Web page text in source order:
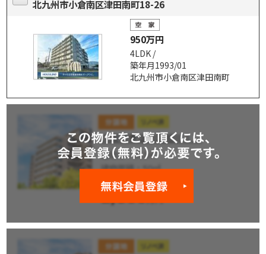
北九州市小倉南区津田南町18-26
950万円
4LDK /
築年月1993/01
北九州市小倉南区津田南町